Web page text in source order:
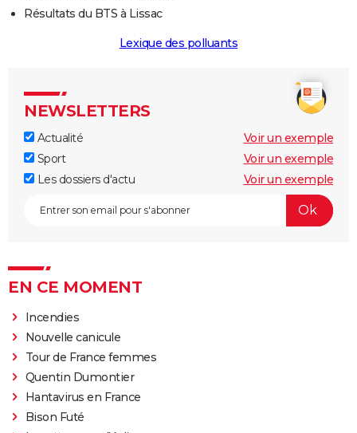
Résultats du BTS à Lissac
Lexique des polluants
NEWSLETTERS
Actualité
Voir un exemple
Sport
Voir un exemple
Les dossiers d'actu
Voir un exemple
EN CE MOMENT
Incendies
Nouvelle canicule
Tour de France femmes
Quentin Dumontier
Hantavirus en France
Bison Futé